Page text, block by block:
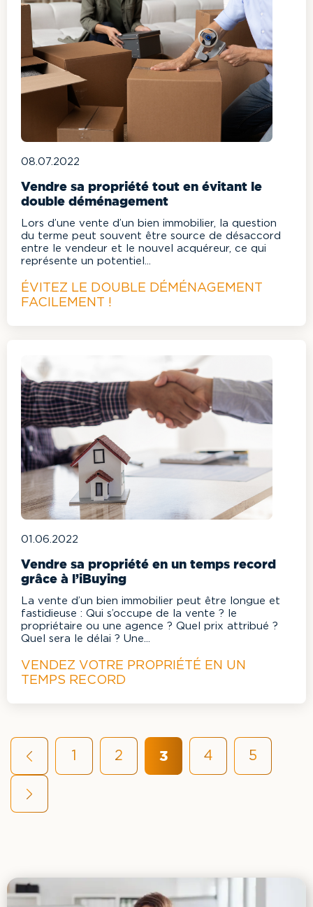
08.07.2022
Vendre sa propriété tout en évitant le
double déménagement
Lors d’une vente d’un bien immobilier, la question
du terme peut souvent être source de désaccord
entre le vendeur et le nouvel acquéreur, ce qui
représente un potentiel...
ÉVITEZ LE DOUBLE DÉMÉNAGEMENT
FACILEMENT !
01.06.2022
Vendre sa propriété en un temps record
grâce à l’iBuying
La vente d’un bien immobilier peut être longue et
fastidieuse : Qui s’occupe de la vente ? le
propriétaire ou une agence ? Quel prix attribué ?
Quel sera le délai ? Une...
VENDEZ VOTRE PROPRIÉTÉ EN UN
TEMPS RECORD
1 2 3 4 5